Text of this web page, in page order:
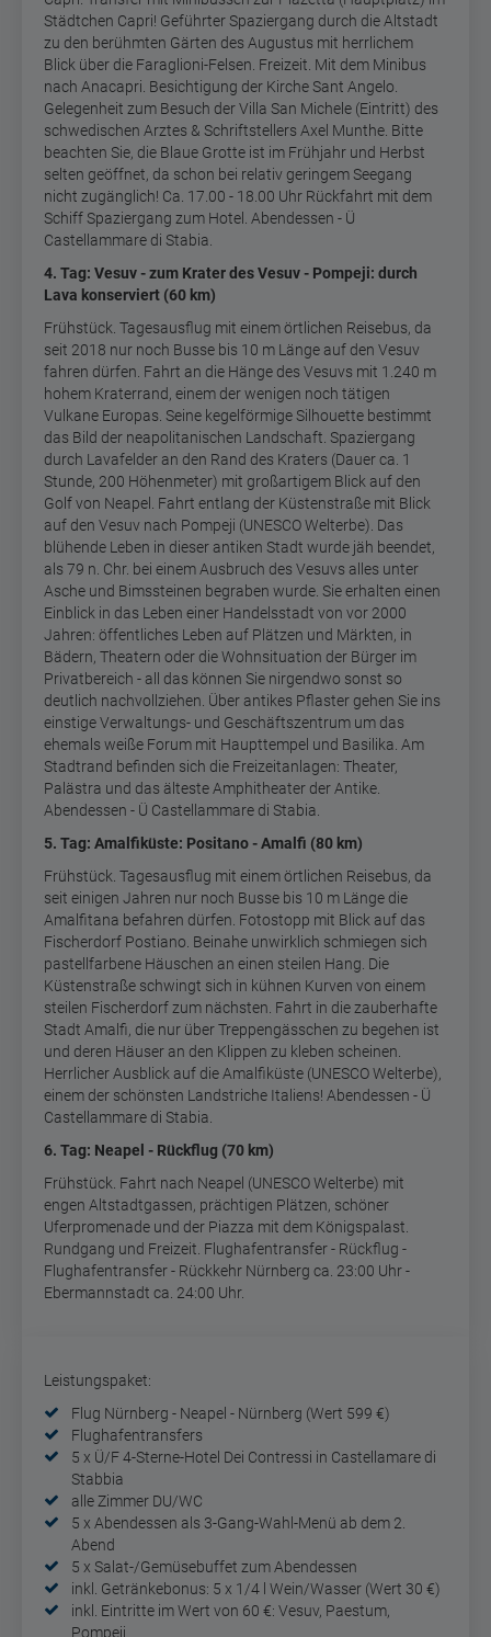
Städtchen Capri! Geführter Spaziergang durch die Altstadt
zu den berühmten Gärten des Augustus mit herrlichem
Blick über die Faraglioni-Felsen. Freizeit. Mit dem Minibus
nach Anacapri. Besichtigung der Kirche Sant Angelo.
Gelegenheit zum Besuch der Villa San Michele (Eintritt) des
schwedischen Arztes & Schriftstellers Axel Munthe. Bitte
beachten Sie, die Blaue Grotte ist im Frühjahr und Herbst
selten geöffnet, da schon bei relativ geringem Seegang
nicht zugänglich! Ca. 17.00 - 18.00 Uhr Rückfahrt mit dem
Schiff Spaziergang zum Hotel. Abendessen - Ü
Castellammare di Stabia.
4. Tag: Vesuv - zum Krater des Vesuv - Pompeji: durch
Lava konserviert (60 km)
Frühstück. Tagesausflug mit einem örtlichen Reisebus, da
seit 2018 nur noch Busse bis 10 m Länge auf den Vesuv
fahren dürfen. Fahrt an die Hänge des Vesuvs mit 1.240 m
hohem Kraterrand, einem der wenigen noch tätigen
Vulkane Europas. Seine kegelförmige Silhouette bestimmt
das Bild der neapolitanischen Landschaft. Spaziergang
durch Lavafelder an den Rand des Kraters (Dauer ca. 1
Stunde, 200 Höhenmeter) mit großartigem Blick auf den
Golf von Neapel. Fahrt entlang der Küstenstraße mit Blick
auf den Vesuv nach Pompeji (UNESCO Welterbe). Das
blühende Leben in dieser antiken Stadt wurde jäh beendet,
als 79 n. Chr. bei einem Ausbruch des Vesuvs alles unter
Asche und Bimssteinen begraben wurde. Sie erhalten einen
Einblick in das Leben einer Handelsstadt von vor 2000
Jahren: öffentliches Leben auf Plätzen und Märkten, in
Bädern, Theatern oder die Wohnsituation der Bürger im
Privatbereich - all das können Sie nirgendwo sonst so
deutlich nachvollziehen. Über antikes Pflaster gehen Sie ins
einstige Verwaltungs- und Geschäftszentrum um das
ehemals weiße Forum mit Haupttempel und Basilika. Am
Stadtrand befinden sich die Freizeitanlagen: Theater,
Palästra und das älteste Amphitheater der Antike.
Abendessen - Ü Castellammare di Stabia.
5. Tag: Amalfiküste: Positano - Amalfi (80 km)
Frühstück. Tagesausflug mit einem örtlichen Reisebus, da
seit einigen Jahren nur noch Busse bis 10 m Länge die
Amalfitana befahren dürfen. Fotostopp mit Blick auf das
Fischerdorf Postiano. Beinahe unwirklich schmiegen sich
pastellfarbene Häuschen an einen steilen Hang. Die
Küstenstraße schwingt sich in kühnen Kurven von einem
steilen Fischerdorf zum nächsten. Fahrt in die zauberhafte
Stadt Amalfi, die nur über Treppengässchen zu begehen ist
und deren Häuser an den Klippen zu kleben scheinen.
Herrlicher Ausblick auf die Amalfiküste (UNESCO Welterbe),
einem der schönsten Landstriche Italiens! Abendessen - Ü
Castellammare di Stabia.
6. Tag: Neapel - Rückflug (70 km)
Frühstück. Fahrt nach Neapel (UNESCO Welterbe) mit
engen Altstadtgassen, prächtigen Plätzen, schöner
Uferpromenade und der Piazza mit dem Königspalast.
Rundgang und Freizeit. Flughafentransfer - Rückflug -
Flughafentransfer - Rückkehr Nürnberg ca. 23:00 Uhr -
Ebermannstadt ca. 24:00 Uhr.
Leistungspaket:
Flug Nürnberg - Neapel - Nürnberg (Wert 599 €)
Flughafentransfers
5 x Ü/F 4-Sterne-Hotel Dei Contressi in Castellamare di
Stabbia
alle Zimmer DU/WC
5 x Abendessen als 3-Gang-Wahl-Menü ab dem 2.
Abend
5 x Salat-/Gemüsebuffet zum Abendessen
inkl. Getränkebonus: 5 x 1/4 l Wein/Wasser (Wert 30 €)
inkl. Eintritte im Wert von 60 €: Vesuv, Paestum,
Pompeji